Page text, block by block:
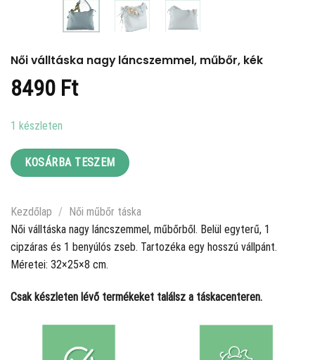
Női válltáska nagy láncszemmel, műbőr, kék
8490 Ft
1 készleten
KOSÁRBA TESZEM
Kezdőlap /
Női műbőr táska
Női válltáska nagy láncszemmel, műbőrből. Belül egyterű, 1
cipzáras és 1 benyúlós zseb. Tartozéka egy hosszú vállpánt.
Méretei: 32×25×8 cm.
Csak készleten lévő termékeket találsz a táskacenteren.